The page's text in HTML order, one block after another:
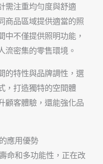
需注重均勻度與舒適
商品區域提供適當的照
中不僅提供照明功能，
流密集的零售環境。
的特性與品牌調性，選
，打造獨特的空間體
顧客體驗，還能強化品
應用優勢
命和多功能性，正在改